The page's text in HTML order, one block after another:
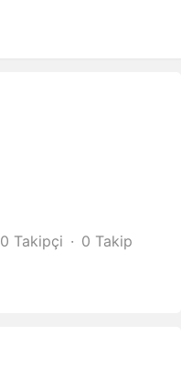
0 Takipçi 0 Takip